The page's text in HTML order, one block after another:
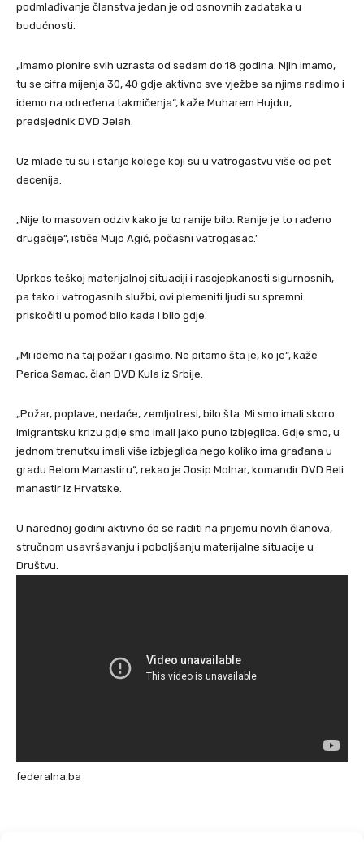
podmlađivanje članstva jedan je od osnovnih zadataka u
budućnosti.
„Imamo pionire svih uzrasta od sedam do 18 godina. Njih imamo,
tu se cifra mijenja 30, 40 gdje aktivno sve vježbe sa njima radimo i
idemo na određena takmičenja“, kaže Muharem Hujdur,
predsjednik DVD Jelah.
Uz mlade tu su i starije kolege koji su u vatrogastvu više od pet
decenija.
„Nije to masovan odziv kako je to ranije bilo. Ranije je to rađeno
drugačije“, ističe Mujo Agić, počasni vatrogasac.’
Uprkos teškoj materijalnoj situaciji i rascjepkanosti sigurnosnih,
pa tako i vatrogasnih službi, ovi plemeniti ljudi su spremni
priskočiti u pomoć bilo kada i bilo gdje.
„Mi idemo na taj požar i gasimo. Ne pitamo šta je, ko je“, kaže
Perica Samac, član DVD Kula iz Srbije.
„Požar, poplave, nedaće, zemljotresi, bilo šta. Mi smo imali skoro
imigrantsku krizu gdje smo imali jako puno izbjeglica. Gdje smo, u
jednom trenutku imali više izbjeglica nego koliko ima građana u
gradu Belom Manastiru“, rekao je Josip Molnar, komandir DVD Beli
manastir iz Hrvatske.
U narednoj godini aktivno će se raditi na prijemu novih članova,
stručnom usavršavanju i poboljšanju materijalne situacije u
Društvu.
federalna.ba